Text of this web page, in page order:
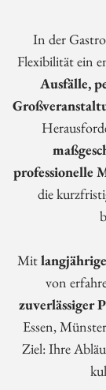
In der
Flexibilität ein
Ausfälle,
professionelle
die
Mit
von
zuverlässiger
Essen,
Ziel: Ihre